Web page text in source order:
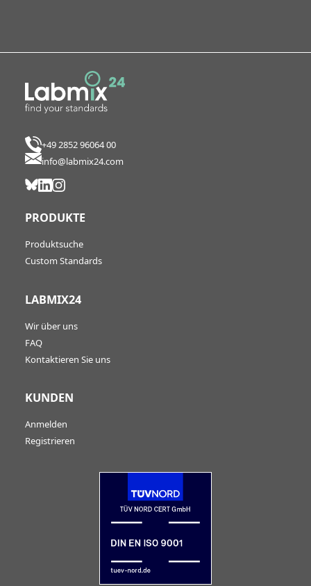
+49 2852 96064 00
info@labmix24.com
PRODUKTE
Produktsuche
Custom Standards
LABMIX24
Wir über uns
FAQ
Kontaktieren Sie uns
KUNDEN
Anmelden
Registrieren